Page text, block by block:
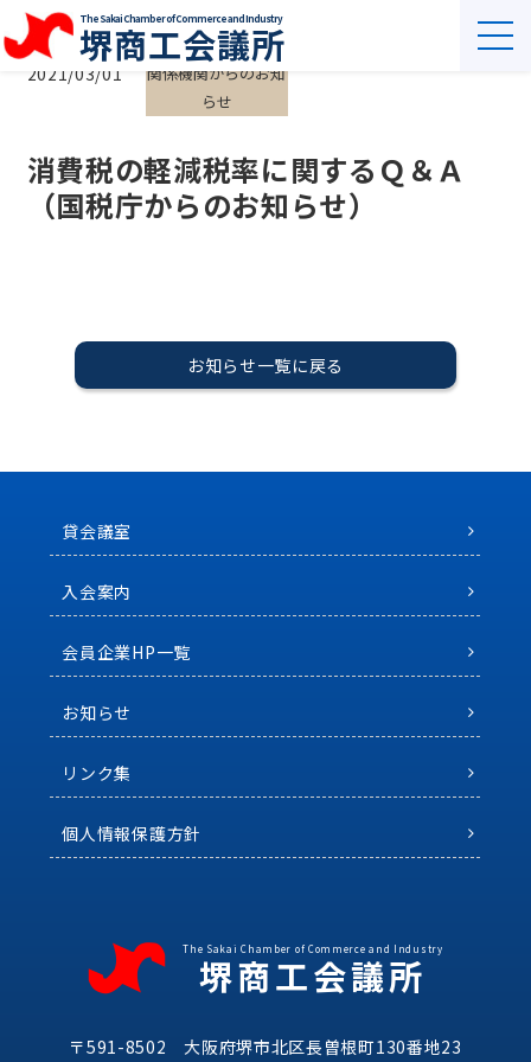
The Sakai Chamber of Commerce and Industry
堺商工会議所
2021/03/01
関係機関からのお知
らせ
消費税の軽減税率に関するＱ＆Ａ
（国税庁からのお知らせ）
お知らせ一覧に戻る
貸会議室
入会案内
会員企業HP一覧
お知らせ
リンク集
個人情報保護方針
The Sakai Chamber of Commerce and Industry
堺商工会議所
〒591-8502 大阪府堺市北区長曽根町130番地23